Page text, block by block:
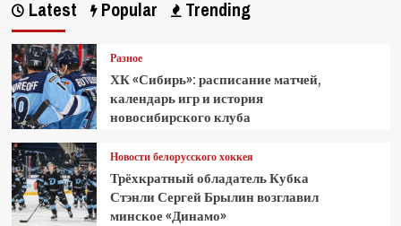
Latest Popular Trending
Разное
ХК «Сибирь»: расписание матчей,
календарь игр и история
новосибирского клуба
Новости белорусского хоккея
Трёхкратный обладатель Кубка
Стэнли Сергей Брылин возглавил
минское «Динамо»